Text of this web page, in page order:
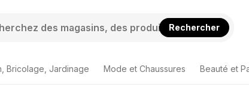
Rechercher
Bricolage, Jardinage Mode et Chaussures Beauté et